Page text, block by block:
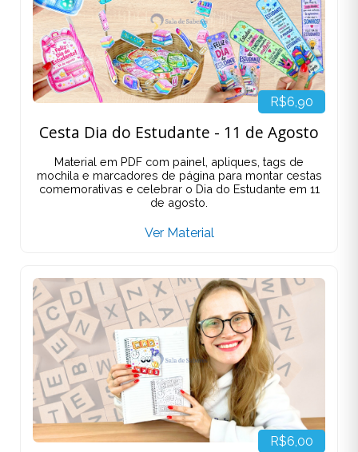
R$6,90
Cesta Dia do Estudante - 11 de Agosto
Material em PDF com painel, apliques, tags de
mochila e marcadores de página para montar cestas
comemorativas e celebrar o Dia do Estudante em 11
de agosto.
Ver Material
R$6,00